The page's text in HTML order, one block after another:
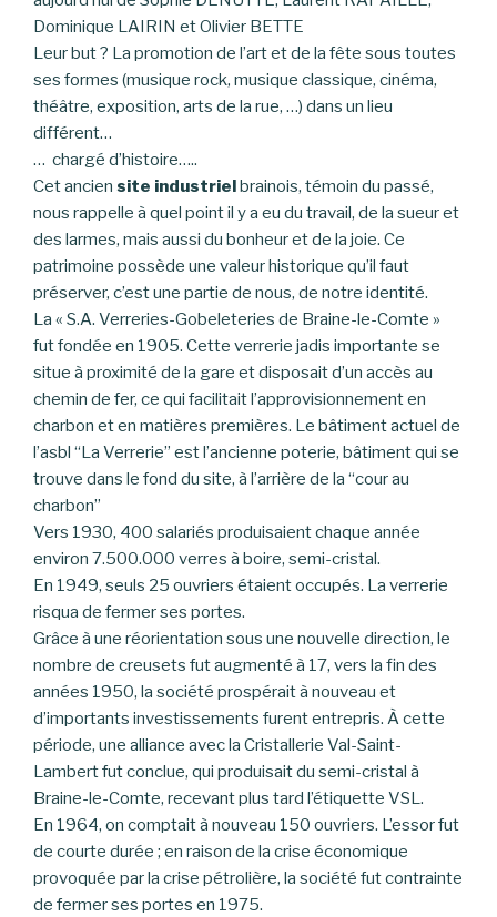
Dominique LAIRIN et Olivier BETTE
Leur but ? La promotion de l’art et de la fête sous toutes
ses formes (musique rock, musique classique, cinéma,
théâtre, exposition, arts de la rue, …) dans un lieu
différent…
… chargé d’histoire…..
Cet ancien site industrielbrainois, témoin du passé,
nous rappelle à quel point il y a eu du travail, de la sueur et
des larmes, mais aussi du bonheur et de la joie. Ce
patrimoine possède une valeur historique qu’il faut
préserver, c’est une partie de nous, de notre identité.
La « S.A. Verreries-Gobeleteries de Braine-le-Comte »
fut fondée en 1905. Cette verrerie jadis importante se
situe à proximité de la gare et disposait d’un accès au
chemin de fer, ce qui facilitait l’approvisionnement en
charbon et en matières premières. Le bâtiment actuel de
l’asbl “La Verrerie” est l’ancienne poterie, bâtiment qui se
trouve dans le fond du site, à l’arrière de la “cour au
charbon”
Vers 1930, 400 salariés produisaient chaque année
environ 7.500.000 verres à boire, semi-cristal.
En 1949, seuls 25 ouvriers étaient occupés. La verrerie
risqua de fermer ses portes.
Grâce à une réorientation sous une nouvelle direction, le
nombre de creusets fut augmenté à 17, vers la fin des
années 1950, la société prospérait à nouveau et
d’importants investissements furent entrepris. À cette
période, une alliance avec la Cristallerie Val-Saint-
Lambert fut conclue, qui produisait du semi-cristal à
Braine-le-Comte, recevant plus tard l’étiquette VSL.
En 1964, on comptait à nouveau 150 ouvriers. L’essor fut
de courte durée ; en raison de la crise économique
provoquée par la crise pétrolière, la société fut contrainte
de fermer ses portes en 1975.